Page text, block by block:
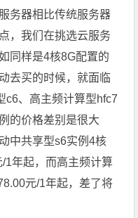
务器相比传统服务器
，我们在挑选云服务
同样是4核8G配置的
去买的时候，就面临
c6、高主频计算型hfc7
的价格差别是很大
中共享型s6实例4核
1年起，而高主频计算
元/1年起，差了将